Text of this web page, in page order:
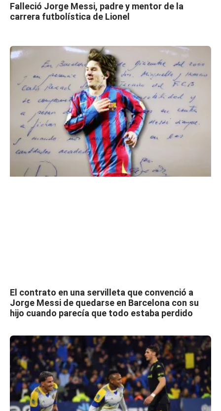
Falleció Jorge Messi, padre y mentor de la
carrera futbolística de Lionel
El contrato en una servilleta que convenció a
Jorge Messi de quedarse en Barcelona con su
hijo cuando parecía que todo estaba perdido